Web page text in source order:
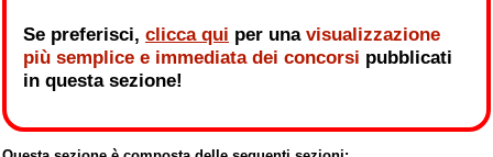
Se preferisci, clicca qui per una visualizzazione
più semplice e immediata dei concorsi pubblicati
in questa sezione!